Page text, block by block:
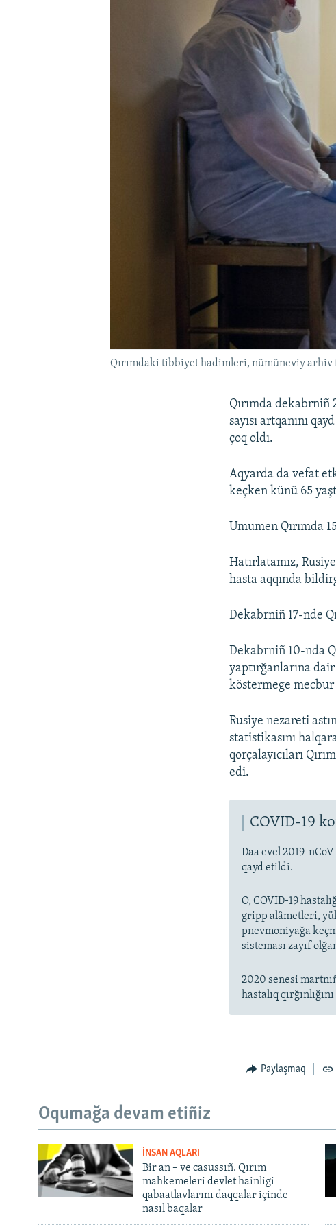
Qırımdaki tibbiyet hadimleri, nümüneviy arhiv
Qırımda
sayısı artqanını
çoq oldı.
Aqyarda da vefat
keçken künü 65
Umumen Qırımda
Hatırlatamız,
hasta aqqında
Dekabrniñ 17-nde
Dekabrniñ 10-nda
yaptırğanlarına
köstermege
Rusiye nezareti
statistikasını
qorçalayıcıları
edi.
COVID-19
Daa evel 2019-
qayd etildi.
O, COVID-19
gripp alâmetleri,
pnevmoniyağa
sisteması zayıf
2020 senesi
hastalıq
Paylaşmaq
Oqumağa devam etiñiz
İNSAN AQLARI
Bir an – ve casussıñ. Qırım
mahkemeleri devlet hainligi
qabaatlavlarını daqqalar içinde
nasıl baqalar